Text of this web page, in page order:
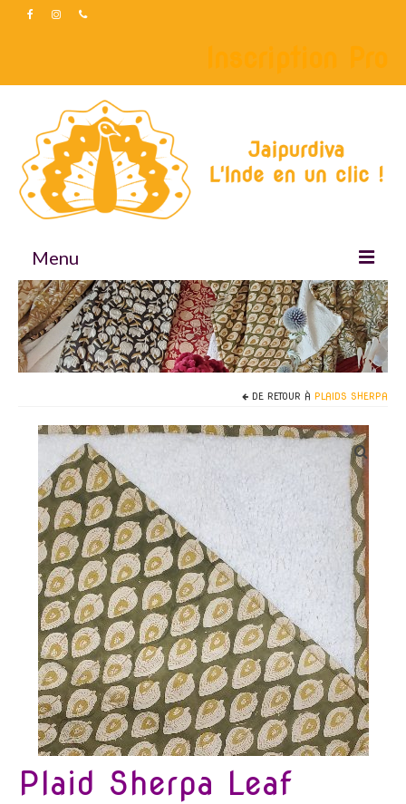
Inscription Pro
Menu
Accueil
Boutique
Etoles, foulards, paréos, carrés
Pièces uniques
Textile maison
Vêtements
Tous nos imprimés
Présentation Marie-Lise Corda
Blog
Contact
DE RETOUR À PLAIDS SHERPA
Plaid Sherpa Leaf